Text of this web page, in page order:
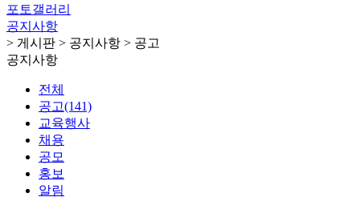
포토갤러리
공지사항
> 게시판 > 공지사항 > 공고
공지사항
전체
공고(141)
교육행사
채용
공모
홍보
알림